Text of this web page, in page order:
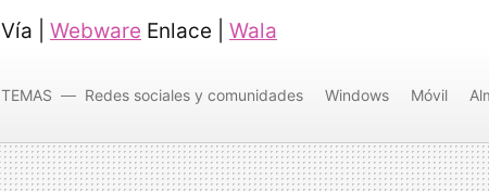
Vía | Webware Enlace | Wala
TEMAS Redes sociales y comunidades Windows Móvil